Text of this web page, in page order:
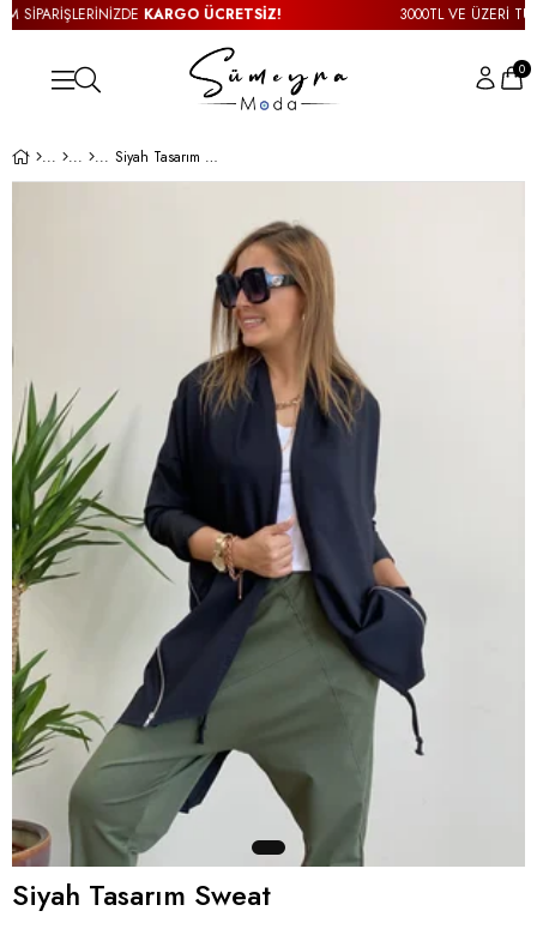
KARGO ÜCRETSİZ! 3000TL VE ÜZERİ TÜM
0
Siyah Tasarım Sweat
Siyah Tasarım Sweat